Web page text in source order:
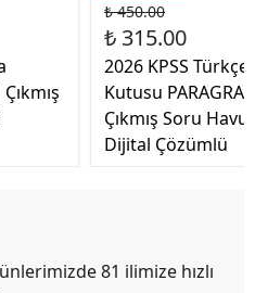
₺ 450.00
₺ 315.00
2026 KPSS
Kutusu
Çıkmış Soru
Dijital Çözümlü
81 ilimize hızlı